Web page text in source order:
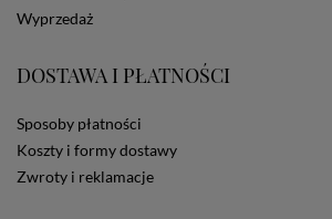
zamieszczane w urządzeniu końcowym
stosowanie plików cookies powinien
ustawienia swojej przeglądarki.
Wyprzedaż
DOSTAWA I PŁATNOŚCI
Sposoby płatności
Koszty i formy dostawy
Zwroty i reklamacje